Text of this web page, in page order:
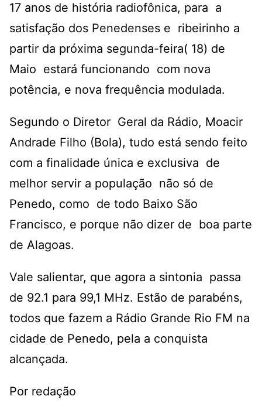
17 anos de história radiofônica, para a
satisfação dos Penedenses e ribeirinho a
partir da próxima segunda-feira( 18) de
Maio estará funcionando com nova
potência, e nova frequência modulada.
Segundo o Diretor Geral da Rádio, Moacir
Andrade Filho (Bola), tudo está sendo feito
com a finalidade única e exclusiva de
melhor servir a população não só de
Penedo, como de todo Baixo São
Francisco, e porque não dizer de boa parte
de Alagoas.
Vale salientar, que agora a sintonia passa
de 92.1 para 99,1 MHz. Estão de parabéns,
todos que fazem a Rádio Grande Rio FM na
cidade de Penedo, pela a conquista
alcançada.
Por redação